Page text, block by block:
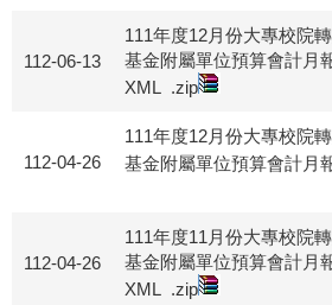
112-06-13
111年度12月份大專校院
基金附屬單位預算會計月
XML .zip
112-04-26
111年度12月份大專校院
基金附屬單位預算會計月
112-04-26
111年度11月份大專校院
基金附屬單位預算會計月
XML .zip